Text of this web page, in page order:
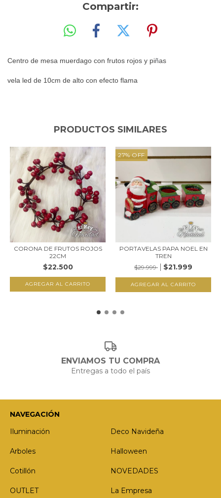
Compartir:
Centro de mesa muerdago con frutos rojos y piñas
vela led de 10cm de alto con efecto flama
PRODUCTOS SIMILARES
CORONA DE FRUTOS ROJOS
22CM
$22.500
27% OFF
PORTAVELAS PAPA NOEL EN
TREN
$29.999
$21.999
ENVIAMOS TU COMPRA
Entregas a todo el país
NAVEGACIÓN
Iluminación
Deco Navideña
Arboles Halloween
Cotillón NOVEDADES
OUTLET La Empresa